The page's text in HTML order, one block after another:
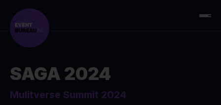
SAGA 2024
Mulitverse Summit 2024